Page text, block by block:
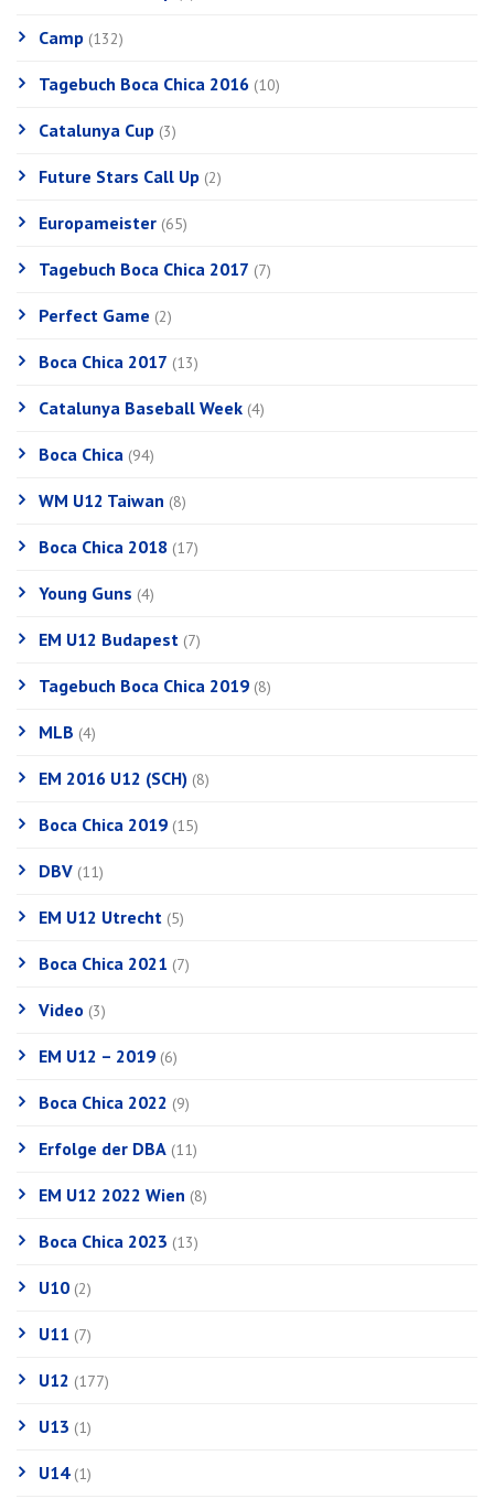
Camp (132)
Tagebuch Boca Chica 2016 (10)
Catalunya Cup (3)
Future Stars Call Up (2)
Europameister (65)
Tagebuch Boca Chica 2017 (7)
Perfect Game (2)
Boca Chica 2017 (13)
Catalunya Baseball Week (4)
Boca Chica (94)
WM U12 Taiwan (8)
Boca Chica 2018 (17)
Young Guns (4)
EM U12 Budapest (7)
Tagebuch Boca Chica 2019 (8)
MLB (4)
EM 2016 U12 (SCH) (8)
Boca Chica 2019 (15)
DBV (11)
EM U12 Utrecht (5)
Boca Chica 2021 (7)
Video (3)
EM U12 – 2019 (6)
Boca Chica 2022 (9)
Erfolge der DBA (11)
EM U12 2022 Wien (8)
Boca Chica 2023 (13)
U10 (2)
U11 (7)
U12 (177)
U13 (1)
U14(1)